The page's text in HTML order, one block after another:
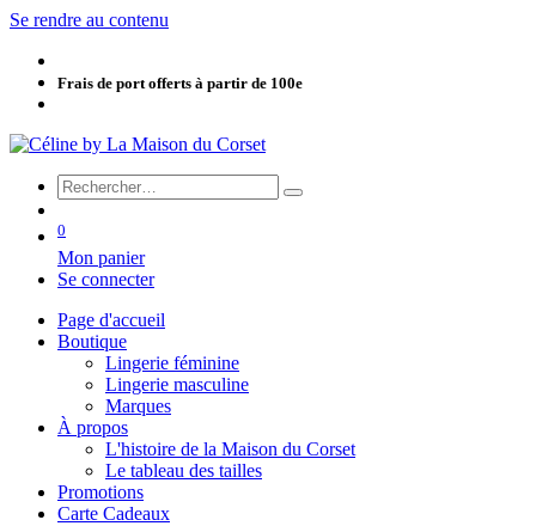
Se rendre au contenu
Frais de port offerts à partir de 100e
0
Mon panier
Se connecter
Page d'accueil
Boutique
Lingerie féminine
Lingerie masculine
Marques
À propos
L'histoire de la Maison du Corset
Le tableau des tailles
Promotions
Carte Cadeaux